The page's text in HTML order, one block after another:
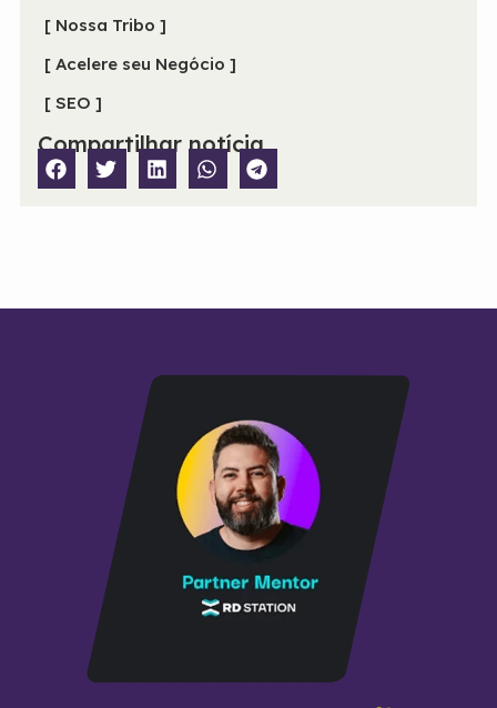
[ Nossa Tribo ]
[ Acelere seu Negócio ]
[ SEO ]
Compartilhar notícia